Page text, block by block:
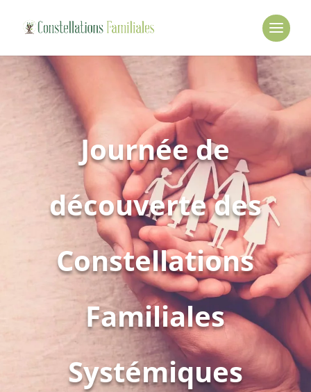
Journée de
découverte des
Constellations
Familiales
Systémiques